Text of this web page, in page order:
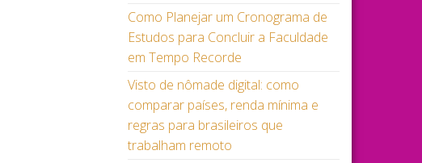
Como Planejar um Cronograma de
Estudos para Concluir a Faculdade
em Tempo Recorde
Visto de nômade digital: como
comparar países, renda mínima e
regras para brasileiros que
trabalham remoto